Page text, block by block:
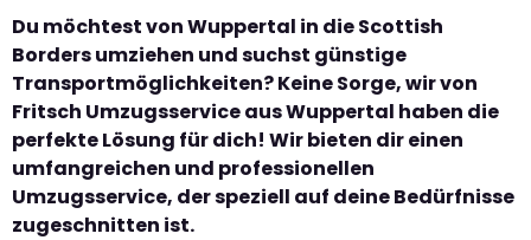
Du möchtest von Wuppertal in die Scottish
Borders umziehen und suchst günstige
Transportmöglichkeiten? Keine Sorge, wir von
Fritsch Umzugsservice aus Wuppertal haben die
perfekte Lösung für dich! Wir bieten dir einen
umfangreichen und professionellen
Umzugsservice, der speziell auf deine Bedürfnisse
zugeschnitten ist.